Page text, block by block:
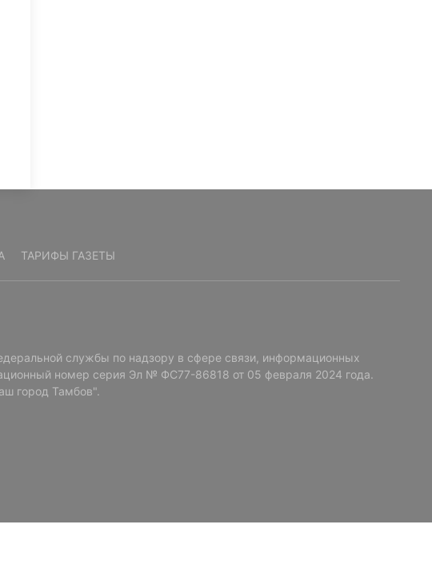
ТАРИФЫ ГАЗЕТЫ
службы по надзору в сфере связи, информационных
номер серия Эл № ФС77-86818 от 05 февраля 2024 года.
город Тамбов".